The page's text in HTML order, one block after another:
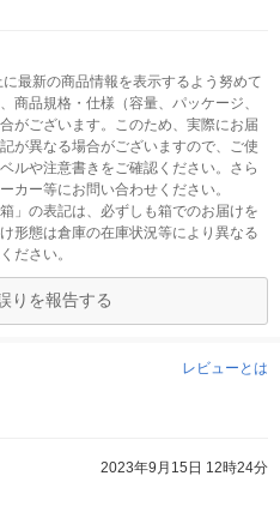
最新の商品情報を表示するよう努めて
商品規格・仕様（容量、パッケージ、
がございます。このため、実際にお届
が異なる場合がございますので、ご使
ルや注意書きをご確認ください。さら
カー等にお問い合わせください。
」の表記は、必ずしも箱でのお届けを
形態は倉庫の在庫状況等により異なる
ださい。
りを報告する
レビューとは
2023年9月15日 12時24分